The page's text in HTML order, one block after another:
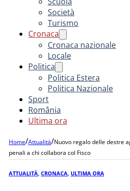
Società
Turismo
Cronaca
Cronaca nazionale
Locale
Politica
Politica Estera
Politica Nazionale
Sport
România
Ultima ora
Home/Attualità/Nuovo regalo delle destre
penali a chi collabora col Fisco
ATTUALITÀ CRONACA ULTIMA ORA